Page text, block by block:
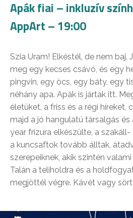
Apák fiai – inkluzív
AppArt – 19:00
Szia Uram! Elkéstél, de nem baj.
meg egy kecses csávó, és egy
pingvin, egy öcs, egy báty, egy
néhány apa. Apák is jártak itt.
életüket, a friss és a régi híreket,
majd a jó hangulatú társalgás
year frizura elkészülte, a
a kuncsaftok tovább álltak,
szerepeiknek, akik szintén
Talán a teliholdra és a
megjöttél végre. Kávét vagy